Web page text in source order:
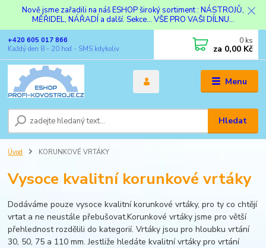
Nově jsme zařadili na náš ESHOP široký sortiment : NÁSTROJŮ,
MĚŘIDEL, NÁŘADÍ a další. Sekce... VŠE PRO VAŠI DÍLNU...
Menu
Hledat
+420 605 017 866
Každý den 8 - 20 hod - SMS kdykoliv
0 ks
za 0,00 Kč
Úvod KORUNKOVÉ VRTÁKY
Vysoce kvalitní korunkové vrtáky
Dodáváme pouze vysoce kvalitní korunkové vrtáky, pro ty co chtějí
vrtat a ne neustále přebušovat.Korunkové vrtáky jsme pro větší
přehlednost rozdělili do kategorií. Vrtáky jsou pro hloubku vrtání
30, 50, 75 a 110 mm. Jestliže hledáte kvalitní vrtáky pro vrtání